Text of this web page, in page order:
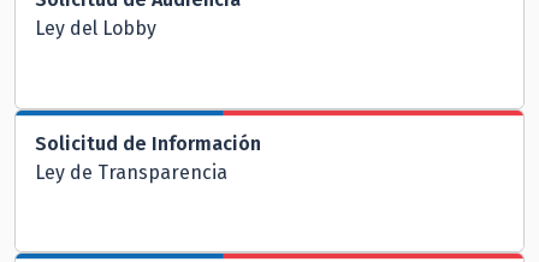
Ley del Lobby
Solicitud de Información
Ley de Transparencia